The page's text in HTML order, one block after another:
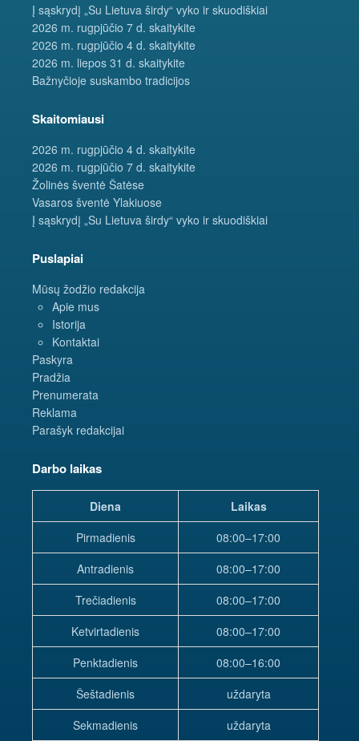
Į sąskrydį „Su Lietuva širdy“ vyko ir skuodiškiai
2026 m. rugpjūčio 7 d. skaitykite
2026 m. rugpjūčio 4 d. skaitykite
2026 m. liepos 31 d. skaitykite
Bažnyčioje suskambo tradicijos
Skaitomiausi
2026 m. rugpjūčio 4 d. skaitykite
2026 m. rugpjūčio 7 d. skaitykite
Žolinės šventė Šatėse
Vasaros šventė Ylakiuose
Į sąskrydį „Su Lietuva širdy“ vyko ir skuodiškiai
Puslapiai
Mūsų žodžio redakcija
Apie mus
Istorija
Kontaktai
Paskyra
Pradžia
Prenumerata
Reklama
Parašyk redakcijai
Darbo laikas
Diena
Laikas
Pirmadienis
08:00–17:00
Antradienis
08:00–17:00
Trečiadienis
08:00–17:00
Ketvirtadienis
08:00–17:00
Penktadienis
08:00–16:00
Šeštadienis
uždaryta
Sekmadienis
uždaryta